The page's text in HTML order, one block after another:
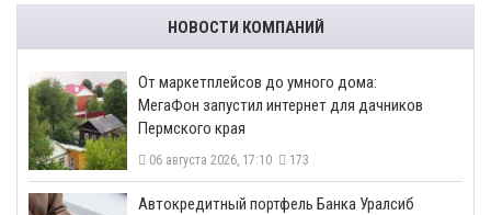
НОВОСТИ КОМПАНИЙ
От маркетплейсов до умного дома:
МегаФон запустил интернет для дачников
Пермского края
06 августа 2026, 17:10 173
​Автокредитный портфель Банка Уралсиб